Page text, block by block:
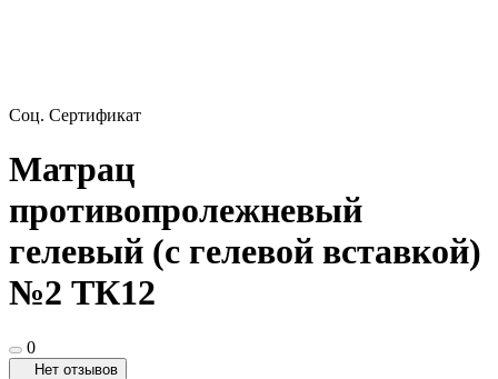
Соц. Сертификат
Матрац
противопролежневый
гелевый (с гелевой вставкой)
№2 ТК12
0
Нет отзывов